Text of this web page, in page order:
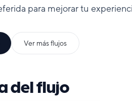
para mejorar tu
Ver más flujos
del flujo